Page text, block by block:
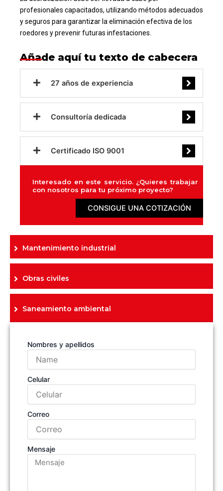
Mantenimiento industrial
Obras civiles
Saneamiento ambiental
Nombres y apellidos
Celular
Correo
Mensaje
profesionales capacitados, utilizando métodos adecuados
y seguros para garantizar la eliminación efectiva de los
roedores y prevenir futuras infestaciones.
Añade aquí tu texto de cabecera
27 años de experiencia
Consultoría dedicada
Certificado ISO 9001
Interesado en este servicio. ¿Quieres trabajar
con nosotros para tu próximo proyecto?
CONSIGUE UNA COTIZACIÓN